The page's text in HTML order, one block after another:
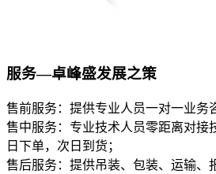
服务—卓峰盛发展之策
售前服务：提供专业人员一对一业务
售中服务：专业技术人员零距离对接
日下单，次日到货；
售后服务：提供吊装、包装、运输、